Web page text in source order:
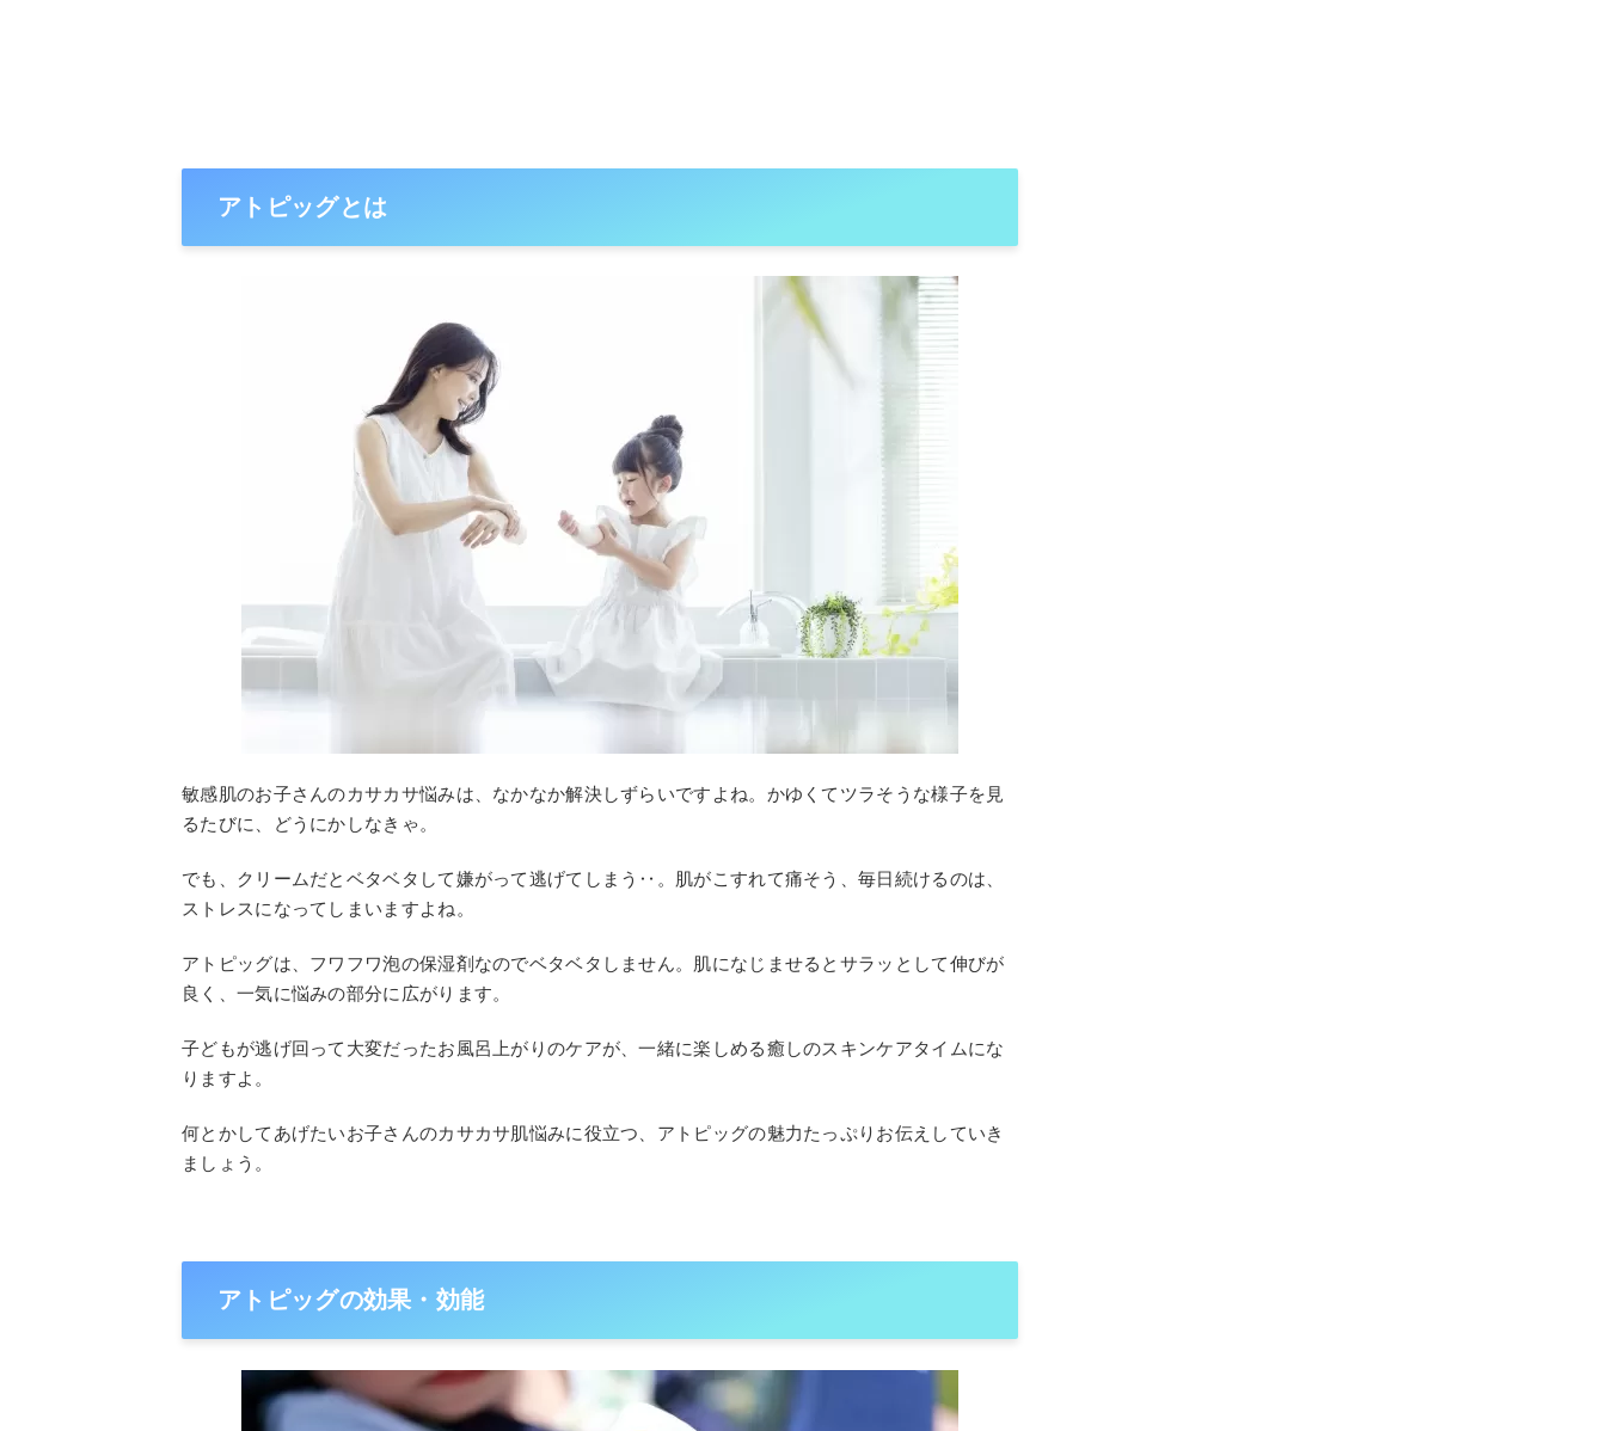
アトピッグとは
敏感肌のお子さんのカサカサ悩みは、なかなか解決しずらいですよね。かゆくてツラそうな様子を見
るたびに、どうにかしなきゃ。
でも、クリームだとベタベタして嫌がって逃げてしまう‥。肌がこすれて痛そう、毎日続けるのは、
ストレスになってしまいますよね。
アトピッグは、フワフワ泡の保湿剤なのでベタベタしません。肌になじませるとサラッとして伸びが
良く、一気に悩みの部分に広がります。
子どもが逃げ回って大変だったお風呂上がりのケアが、一緒に楽しめる癒しのスキンケアタイムにな
りますよ。
何とかしてあげたいお子さんのカサカサ肌悩みに役立つ、アトピッグの魅力たっぷりお伝えしていき
ましょう。
アトピッグの効果・効能